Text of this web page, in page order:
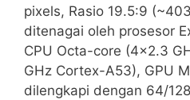
pixels, Rasio 19.5:9
ditenagai oleh prosesor
CPU Octa-core (4×2.3
GHz Cortex-A53), GPU
dilengkapi dengan 64/